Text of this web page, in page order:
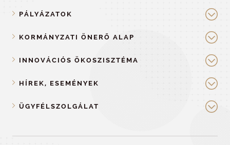
PÁLYÁZATOK
KORMÁNYZATI ÖNERŐ ALAP
INNOVÁCIÓS ÖKOSZISZTÉMA
HÍREK, ESEMÉNYEK
ÜGYFÉLSZOLGÁLAT